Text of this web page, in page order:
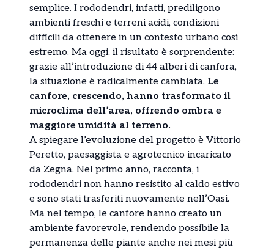
semplice. I rododendri, infatti, prediligono
ambienti freschi e terreni acidi, condizioni
difficili da ottenere in un contesto urbano così
estremo. Ma oggi, il risultato è sorprendente:
grazie all’introduzione di 44 alberi di canfora,
la situazione è radicalmente cambiata. Le
canfore, crescendo, hanno trasformato il
microclima dell’area, offrendo ombra e
maggiore umidità al terreno.
A spiegare l’evoluzione del progetto è Vittorio
Peretto, paesaggista e agrotecnico incaricato
da Zegna. Nel primo anno, racconta, i
rododendri non hanno resistito al caldo estivo
e sono stati trasferiti nuovamente nell’Oasi.
Ma nel tempo, le canfore hanno creato un
ambiente favorevole, rendendo possibile la
permanenza delle piante anche nei mesi più